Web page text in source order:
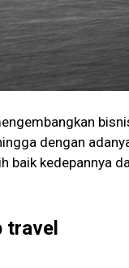
dengan
kedepannya
travel